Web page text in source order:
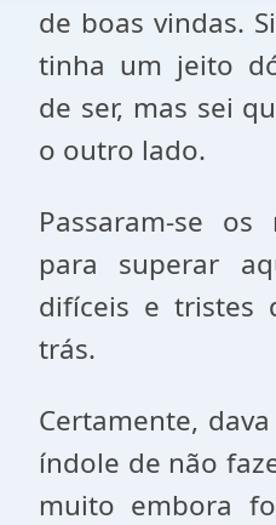
de boas vindas.
tinha um jeito
de ser, mas sei
o outro lado.
Passaram-se
para superar
difíceis e tristes
trás.
Certamente,
índole de não
muito embora